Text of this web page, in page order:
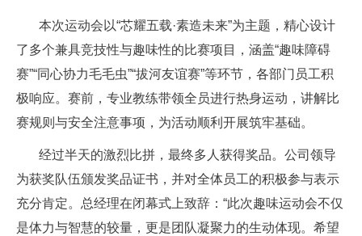
本次运动会以“芯耀五载·素造未来”为主题，精心设计
了多个兼具竞技性与趣味性的比赛项目，涵盖“趣味障碍
赛”“同心协力毛毛虫”“拔河友谊赛”等环节，各部门员工积
极响应。赛前，专业教练带领全员进行热身运动，讲解比
赛规则与安全注意事项，为活动顺利开展筑牢基础。
经过半天的激烈比拼，最终多人获得奖品。公司领导
为获奖队伍颁发奖品证书，并对全体员工的积极参与表示
充分肯定。总经理在闭幕式上致辞：“此次趣味运动会不仅
是体力与智慧的较量，更是团队凝聚力的生动体现。希望